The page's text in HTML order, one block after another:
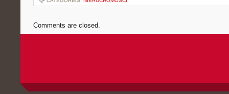
Comments are closed.